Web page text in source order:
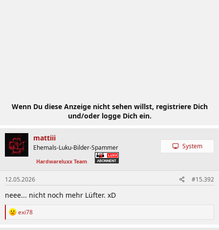
Wenn Du diese Anzeige nicht sehen willst, registriere Dich
und/oder logge Dich ein.
mattiii
Ehemals-Luku-Bilder-Spammer
Hardwareluxx Team
System
12.05.2026 #15.392
neee... nicht noch mehr Lüfter. xD
R
exi78